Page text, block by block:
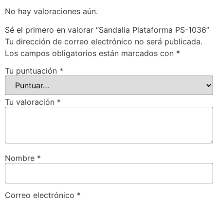
No hay valoraciones aún.
Sé el primero en valorar “Sandalia Plataforma PS-1036”
Tu dirección de correo electrónico no será publicada.
Los campos obligatorios están marcados con *
Tu puntuación *
Tu valoración *
Nombre *
Correo electrónico *